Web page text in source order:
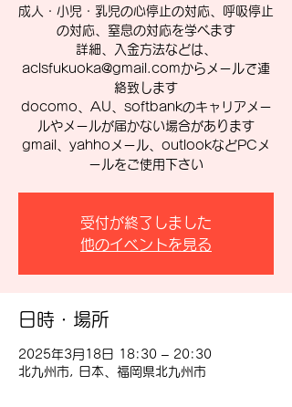
成人・小児・乳児の心停止の対応、呼吸停止
の対応、窒息の対応を学べます
詳細、入金方法などは、
aclsfukuoka@gmail.comからメールで連
絡致します
docomo、AU、softbankのキャリアメー
ルやメールが届かない場合があります
gmail、yahhoメール、outlookなどPCメ
ールをご使用下さい
受付が終了しました
他のイベントを見る
日時・場所
2025年3月18日 18:30 – 20:30
北九州市, 日本、福岡県北九州市